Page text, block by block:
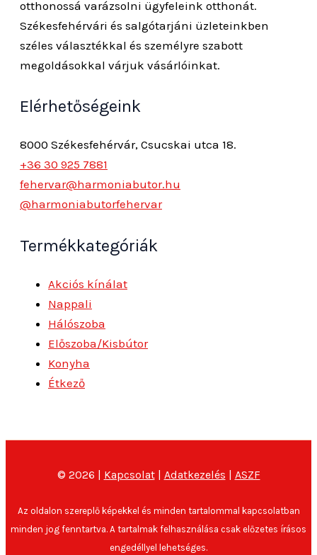
otthonossá varázsolni ügyfeleink otthonát.
Székesfehérvári és salgótarjáni üzleteinkben
széles választékkal és személyre szabott
megoldásokkal várjuk vásárlóinkat.
Elérhetőségeink
8000 Székesfehérvár, Csucskai utca 18.
+36 30 925 7881
fehervar@harmoniabutor.hu
@harmoniabutorfehervar
Termékkategóriák
Akciós kínálat
Nappali
Hálószoba
Előszoba/Kisbútor
Konyha
Étkező
© 2026 | Kapcsolat| Adatkezelés | ASZF
Az oldalon szereplő képekkel és minden tartalommal kapcsolatban
minden jog fenntartva. A tartalmak felhasználása csak előzetes írásos
engedéllyel lehetséges.